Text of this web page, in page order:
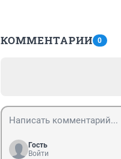
КОММЕНТАРИИ 0
Гость
Войти